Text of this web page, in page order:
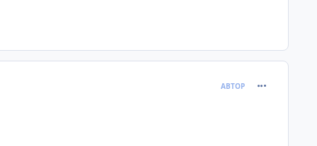
АВТОР